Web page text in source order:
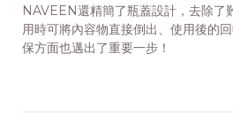
NAVEEN還精簡了瓶蓋設計，去除了
用時可將內容物直接倒出、使用後的
保方面也邁出了重要一步！